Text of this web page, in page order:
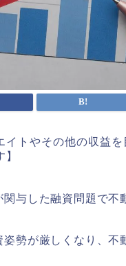
イトやその他の収益
与した融資問題で不
勢が厳しくなり、不